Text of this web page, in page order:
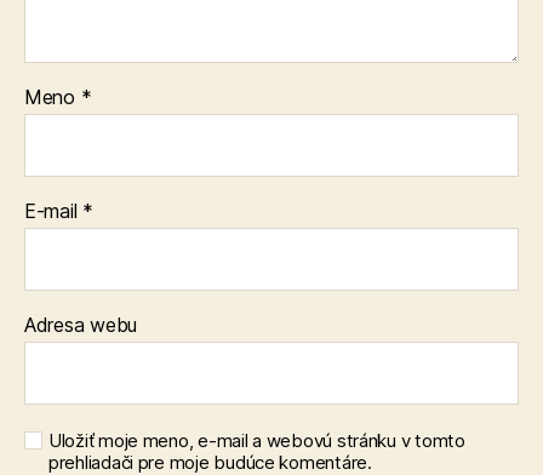
Meno *
E-mail *
Adresa webu
Uložiť moje meno, e-mail a webovú stránku v tomto
prehliadači pre moje budúce komentáre.